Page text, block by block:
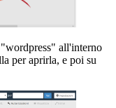
all'interno
per aprirla, e poi su